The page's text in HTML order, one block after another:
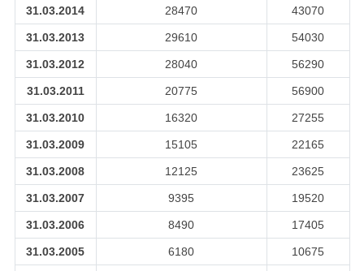
31.03.2014 28470 43070
31.03.2013 29610 54030
31.03.2012 28040 56290
31.03.2011 20775 56900
31.03.2010 16320 27255
31.03.2009 15105 22165
31.03.2008 12125 23625
31.03.2007 9395 19520
31.03.2006 8490 17405
31.03.2005 6180 10675